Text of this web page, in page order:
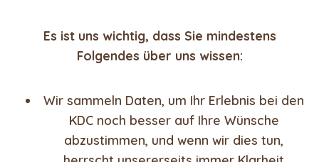
Es ist uns wichtig, dass Sie mindestens
Folgendes über uns wissen:
Wir sammeln Daten, um Ihr Erlebnis bei den
KDC noch besser auf Ihre Wünsche
abzustimmen, und wenn wir dies tun,